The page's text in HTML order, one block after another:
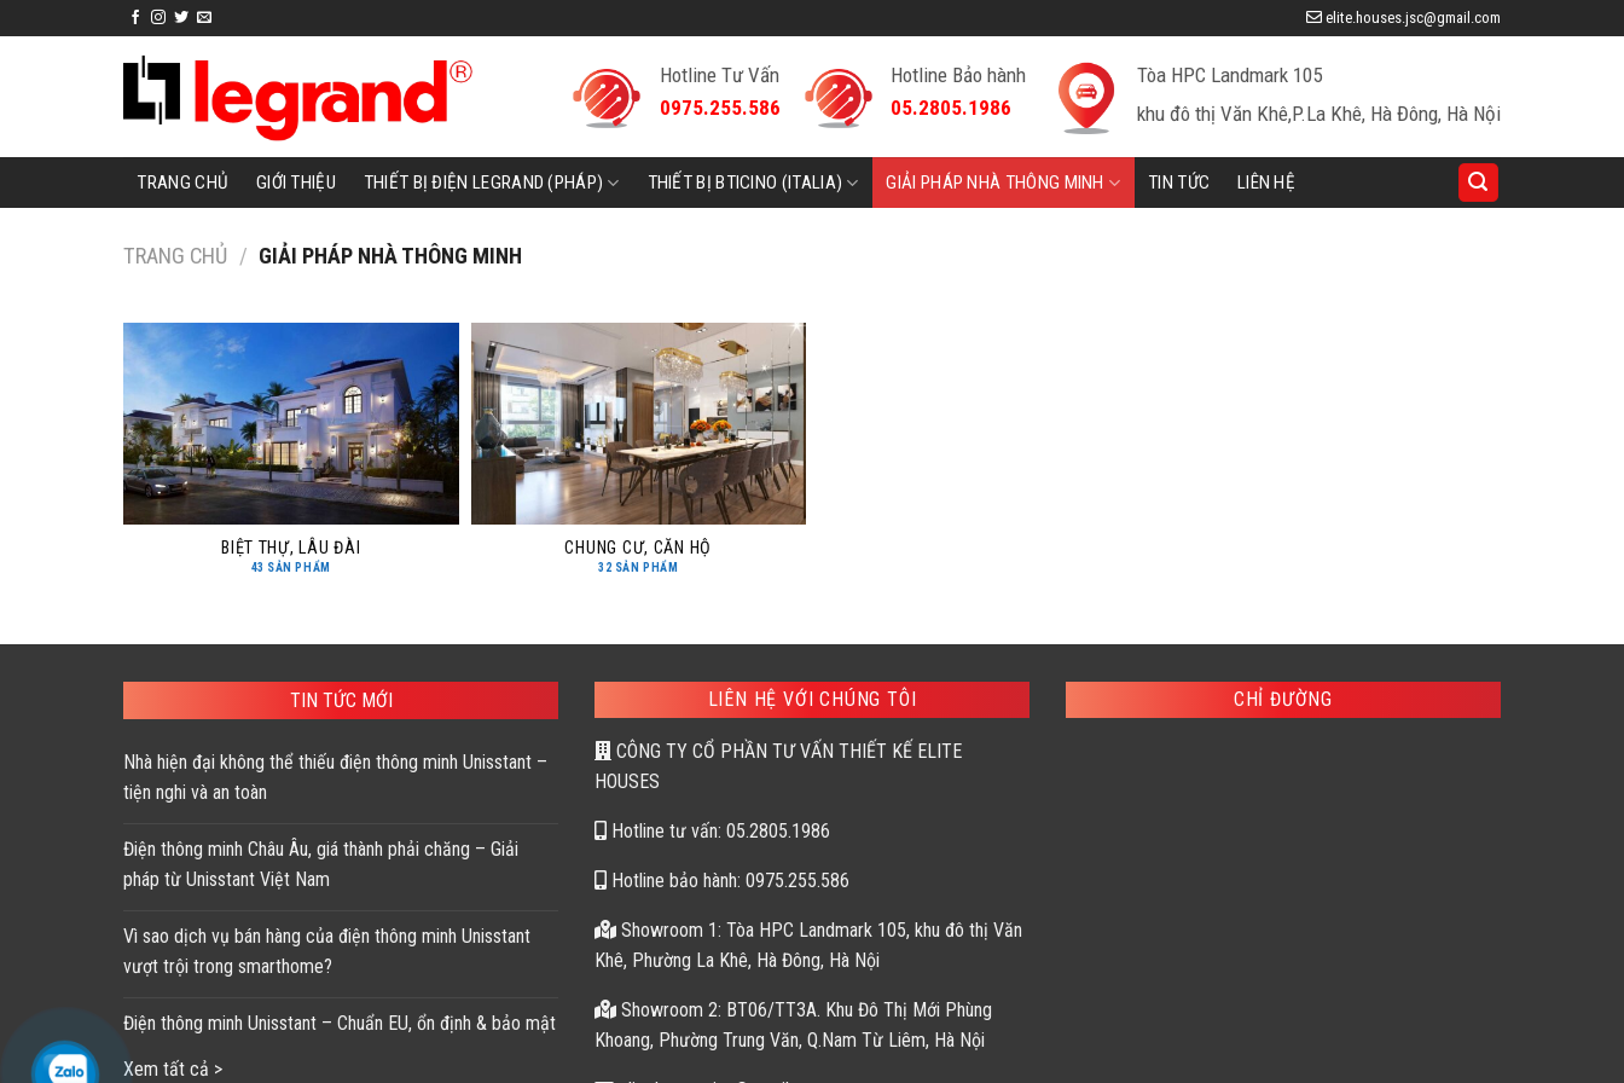
to
elite.houses.jsc@gmail.com
Hotline Tư Vấn
0975.255.586
Hotline Bảo hành
05.2805.1986
Tòa HPC Landmark 105
khu đô thị Văn Khê,P.La Khê, Hà Đông, Hà Nội
TRANG CHỦ GIỚI THIỆU THIẾT BỊ ĐIỆN LEGRAND (PHÁP) THIẾT BỊ BTICINO (ITALIA) GIẢI PHÁP NHÀ THÔNG MINH TIN TỨC LIÊN HỆ
TRANG CHỦ / GIẢI PHÁP NHÀ THÔNG MINH
BIỆT THỰ, LÂU ĐÀI
43 SẢN PHẨM
CHUNG CƯ, CĂN HỘ
32 SẢN PHẨM
TIN TỨC MỚI
Nhà hiện đại không thể thiếu điện thông minh Unisstant –
tiện nghi và an toàn
Điện thông minh Châu Âu, giá thành phải chăng – Giải
pháp từ Unisstant Việt Nam
Vì sao dịch vụ bán hàng của điện thông minh Unisstant
vượt trội trong smarthome?
Điện thông minh Unisstant – Chuẩn EU, ổn định & bảo mật
Xem tất cả >
LIÊN HỆ VỚI CHÚNG TÔI
CÔNG TY CỔ PHẦN TƯ VẤN THIẾT KẾ ELITE
HOUSES
Hotline tư vấn: 05.2805.1986
Hotline bảo hành: 0975.255.586
Showroom 1: Tòa HPC Landmark 105, khu đô thị Văn
Khê, Phường La Khê, Hà Đông, Hà Nội
Showroom 2: BT06/TT3A. Khu Đô Thị Mới Phùng
Khoang, Phường Trung Văn, Q.Nam Từ Liêm, Hà Nội
CHỈ ĐƯỜNG